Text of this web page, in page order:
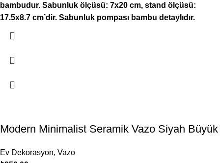
bambudur. Sabunluk ölçüsü: 7x20 cm, stand ölçüsü:
17.5x8.7 cm’dir. Sabunluk pompası bambu detaylıdır.
Modern Minimalist Seramik Vazo Siyah Büyük
Ev Dekorasyon, Vazo